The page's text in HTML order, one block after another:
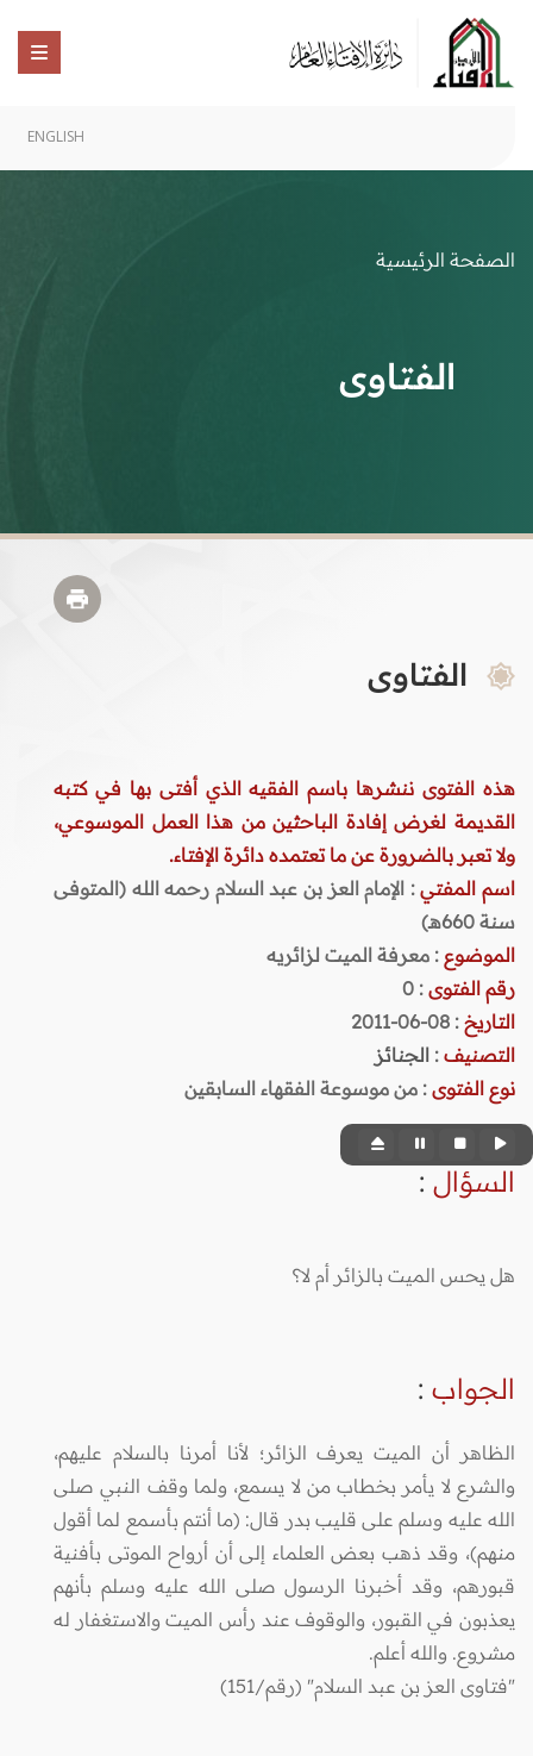
ENGLISH
الصفحة الرئيسية
الفتاوى
الفتاوى
هذه الفتوى ننشرها باسم الفقيه الذي أفتى بها في كتبه
القديمة لغرض إفادة الباحثين من هذا العمل الموسوعي،
ولا تعبر بالضرورة عن ما تعتمده دائرة الإفتاء.
اسم المفتي: الإمام العز بن عبد السلام رحمه الله (المتوفى
سنة 660هـ)
الموضوع : معرفة الميت لزائريه
رقم الفتوى :
0
التاريخ : 08-06-2011
التصنيف : الجنائز
نوع الفتوى : من موسوعة الفقهاء السابقين
السؤال :
هل يحس الميت بالزائر أم لا؟
الجواب :
الظاهر أن الميت يعرف الزائر؛ لأنا أمرنا بالسلام عليهم،
والشرع لا يأمر بخطاب من لا يسمع، ولما وقف النبي صلى
الله عليه وسلم على قليب بدر قال: (ما أنتم بأسمع لما أقول
منهم)، وقد ذهب بعض العلماء إلى أن أرواح الموتى بأفنية
قبورهم، وقد أخبرنا الرسول صلى الله عليه وسلم بأنهم
يعذبون في القبور، والوقوف عند رأس الميت والاستغفار له
مشروع. والله أعلم.
"فتاوى العز بن عبد السلام" (رقم/151)